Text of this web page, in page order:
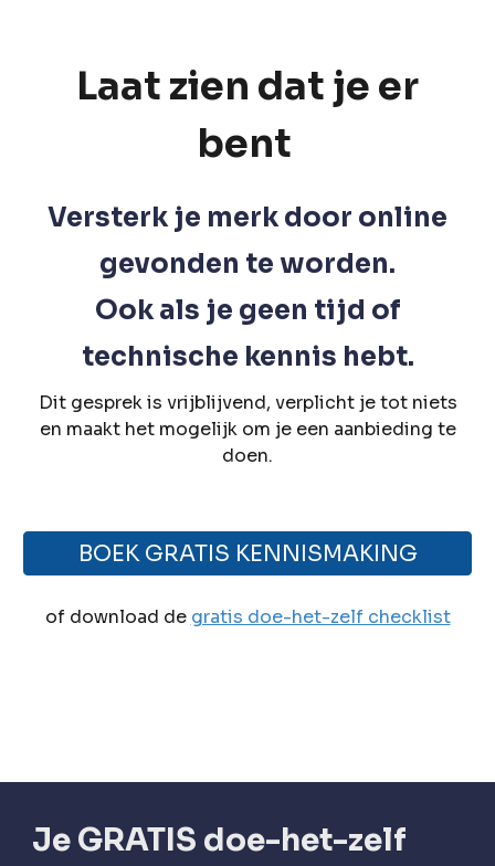
Laat zien dat je er
bent
Versterk je merk door online
gevonden te worden.
Ook als je geen tijd of
technische kennis hebt.
Dit gesprek is vrijblijvend, verplicht je tot niets
en maakt het mogelijk om je een aanbieding te
doen.
BOEK GRATIS KENNISMAKING
of download de gratis doe-het-zelf checklist
Je GRATIS doe-het-zelf